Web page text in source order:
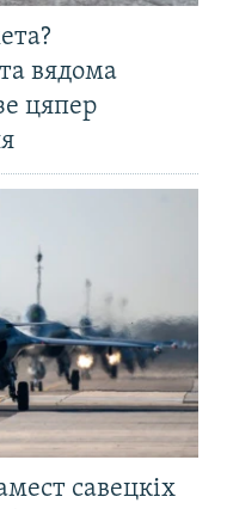
вядома
цяпер
савецкіх